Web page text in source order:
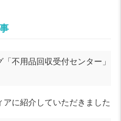
不用品回収受付センター」
に紹介していただきました